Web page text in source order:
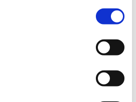
πως τα παρακάτω